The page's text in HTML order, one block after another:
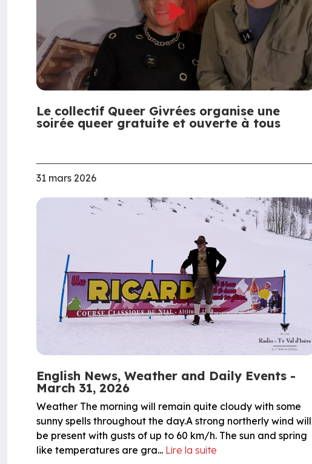
Le collectif Queer Givrées organise une
soirée queer gratuite et ouverte à tous
31 mars 2026
English News, Weather and Daily Events -
March 31, 2026
Weather The morning will remain quite cloudy with some
sunny spells throughout the day.A strong northerly wind will
be present with gusts of up to 60 km/h. The sun and spring
like temperatures are gra... Lire la suite